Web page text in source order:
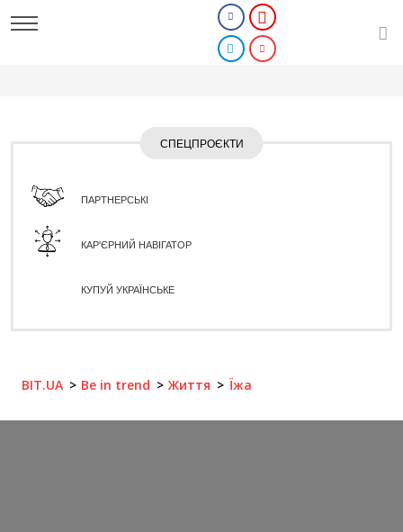
СПЕЦПРОЄКТИ
ПАРТНЕРСЬКІ
КАР'ЄРНИЙ НАВІГАТОР
КУПУЙ УКРАЇНСЬКЕ
BIT.UA Be in trend Життя Їжа